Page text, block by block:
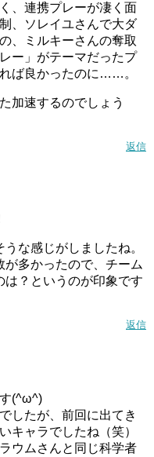
くるのかな？
ュア(スタプリ)第6話
が叶うということを教
手伝ってほしい」と願
ますよね(;´∀｀)
ない感じがあります
、連携プレーが凄く面
、ソレイユさんで大ダ
、ミルキーさんの奪取
ー」がテーマだったプ
ば良かったのに……。
加速するのでしょう
返信
な感じがしましたね。
多かったので、チーム
は？というのが印象です
返信
(^ω^)
したが、前回に出てき
キャラでしたね（笑）
ウムさんと同じ科学者